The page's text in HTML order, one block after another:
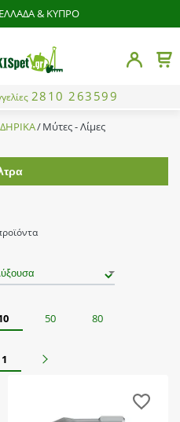
& ΚΥΠΡΟ
2810 263599
Το
Μύτες - Λίμες
50 80
1 Επόμενο